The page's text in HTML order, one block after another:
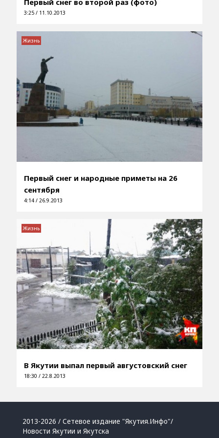
Первый снег во второй раз (фото)
3:25 / 11.10.2013
Первый снег и народные приметы на 26
сентября
4:14 / 26.9.2013
Жизнь
В Якутии выпал первый августовский снег
18:30 / 22.8.2013
Жизнь
2013-2026 / Сетевое издание "Якутия.Инфо"/
Новости Якутии и Якутска